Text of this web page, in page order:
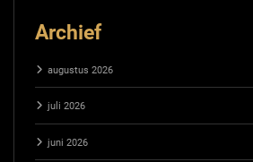
Archief
augustus 2026
juli 2026
juni 2026